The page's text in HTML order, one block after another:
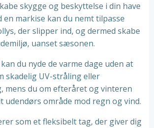
skygge og beskyttelse i din have
en markise kan du nemt tilpasse
der slipper ind, og dermed skabe
uanset sæsonen.
du nyde de varme dage uden at
skadelig UV-stråling eller
mens du om efteråret og vinteren
udendørs område mod regn og vind.
som et fleksibelt tag, der giver dig